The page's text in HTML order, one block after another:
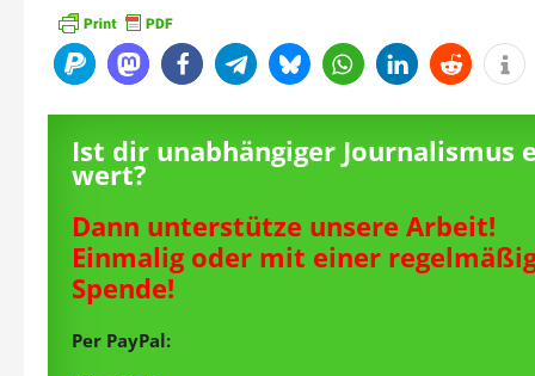
Ist dir unabhängiger Journalismus
wert?
Dann unterstütze unsere Arbeit!
Einmalig oder mit einer
Spende!
Per PayPal: